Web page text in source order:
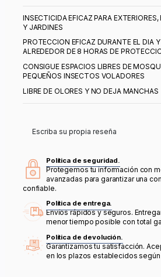
INSECTICIDA EFICAZ PARA
Y JARDINES
PROTECCION EFICAZ DURANTE EL DIA
ALREDEDOR DE 8 HORAS DE
CONSIGUE ESPACIOS LIBRES DE
PEQUEÑOS INSECTOS VOLADORES
LIBRE DE OLORES Y NO DEJA MANCHAS
Escriba su propia reseña
Política de seguridad.
Protegemos tu información con
avanzadas para garantizar una
confiable.
Política de entrega.
Envíos rápidos y seguros.
menor tiempo posible con total
Política de devolución.
Garantizamos tu satisfacción.
en los plazos establecidos